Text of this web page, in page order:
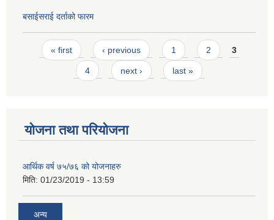
बसाईसराई दर्ताको फारम
Pages
« first ‹ previous 1 2 3
4 next › last »
योजना तथा परियोजना
आर्थिक वर्ष ७५/७६ को योजनाहरु
मिति: 01/23/2019 - 13:59
अन्य